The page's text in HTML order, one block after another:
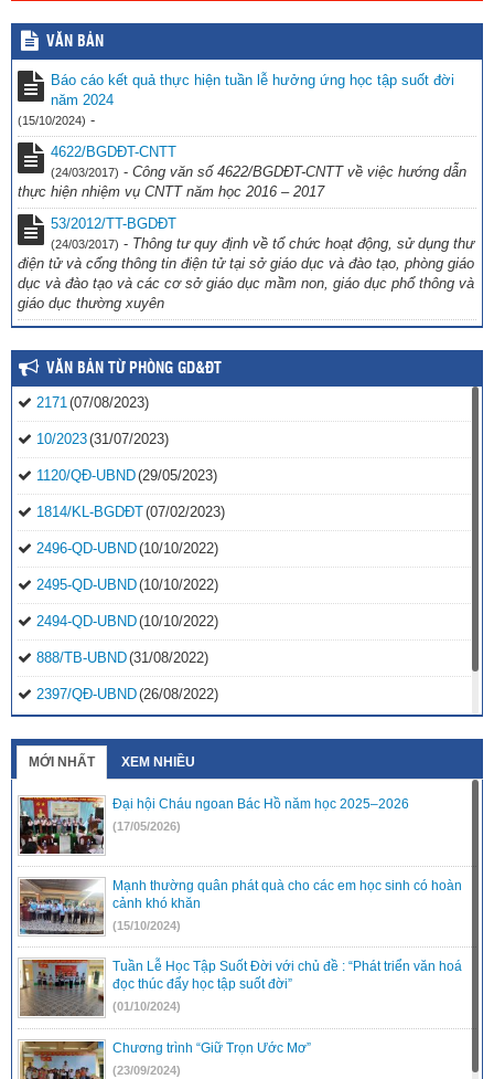
KẾ HOẠCH TUYỂN SINH NĂM HỌC 2022-2023
Trao tặng thiết bị học tập trực tuyến cho học sinh khó khăn
(07/01/2022)
VĂN BẢN
Báo cáo kết quả thực hiện tuần lễ hưởng ứng học tập suốt đời
năm 2024
(15/10/2024) -
4622/BGDĐT-CNTT
(24/03/2017) - Công văn số 4622/BGDĐT-CNTT về việc hướng dẫn
thực hiện nhiệm vụ CNTT năm học 2016 – 2017
53/2012/TT-BGDĐT
(24/03/2017) - Thông tư quy định về tổ chức hoạt động, sử dụng thư
điện tử và cổng thông tin điện tử tại sở giáo dục và đào tạo, phòng giáo
dục và đào tạo và các cơ sở giáo dục mầm non, giáo dục phổ thông và
giáo dục thường xuyên
VĂN BẢN TỪ PHÒNG GD&ĐT
2171(07/08/2023)
10/2023(31/07/2023)
1120/QĐ-UBND(29/05/2023)
1814/KL-BGDĐT(07/02/2023)
2496-QD-UBND(10/10/2022)
2495-QD-UBND(10/10/2022)
2494-QD-UBND(10/10/2022)
888/TB-UBND(31/08/2022)
2397/QĐ-UBND(26/08/2022)
MỚI NHẤT XEM NHIỀU
Đại hội Cháu ngoan Bác Hồ năm học 2025–2026
(17/05/2026)
Mạnh thường quân phát quà cho các em học sinh có hoàn
cảnh khó khăn
(15/10/2024)
Tuần Lễ Học Tập Suốt Đời với chủ đề : “Phát triển văn hoá
đọc thúc đẩy học tập suốt đời”
(01/10/2024)
Chương trình “Giữ Trọn Ước Mơ”
(23/09/2024)